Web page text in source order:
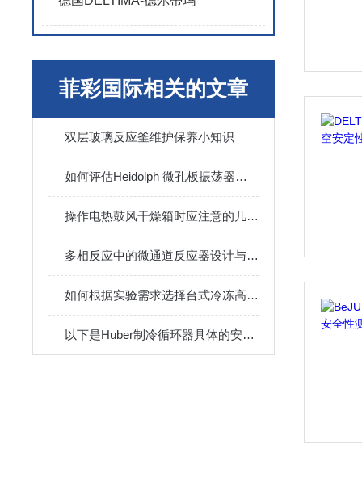
菲彩国际相关的文章
双层玻璃反应釜维护保养小知识
如何评估Heidolph 微孔板振荡器的灵敏度
操作电热鼓风干燥箱时应注意的几个要点
多相反应中的微通道反应器设计与操作策略
如何根据实验需求选择台式冷冻高速微离心机的转子容量？
以下是Huber制冷循环器具体的安装方法及注意事项